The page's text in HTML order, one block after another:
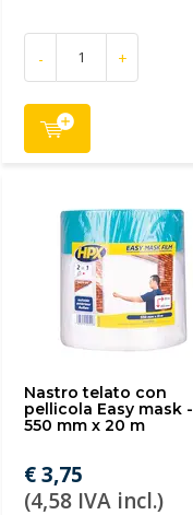
- +
Nastro telato con
pellicola Easy mask -
550 mm x 20 m
€ 3,75
(4,58 IVA incl.)